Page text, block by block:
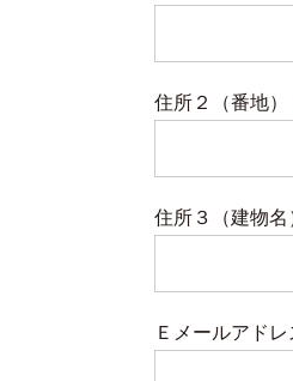
住所２（番地）
住所３（建物名
Ｅメールアドレ